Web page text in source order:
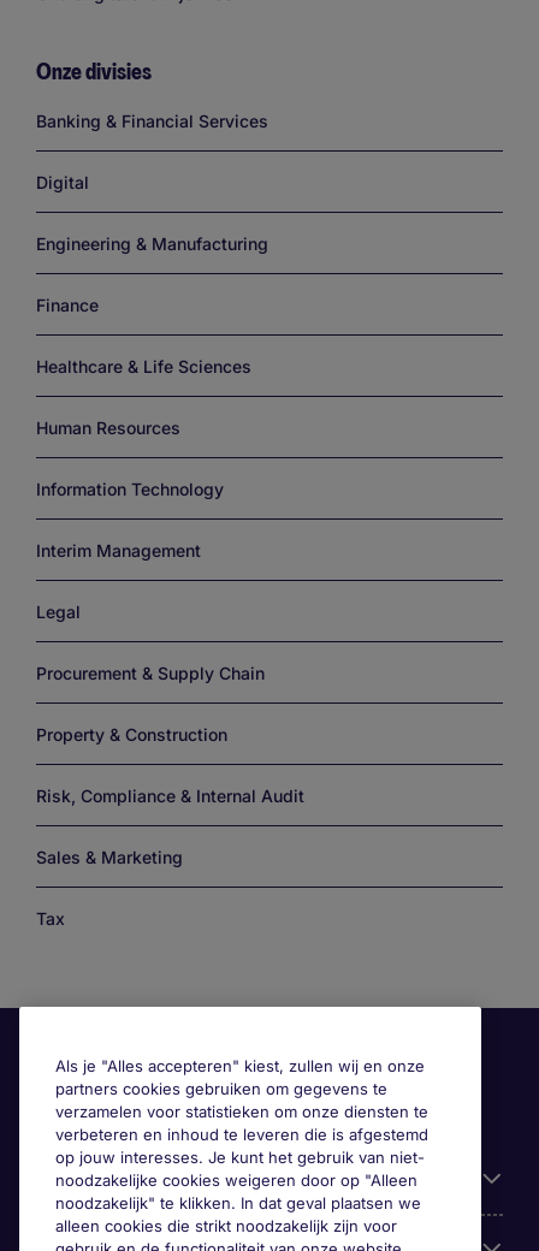
Onze divisies
Banking & Financial Services
Digital
Engineering & Manufacturing
Finance
Healthcare & Life Sciences
Human Resources
Information Technology
Interim Management
Legal
Procurement & Supply Chain
Property & Construction
Risk, Compliance & Internal Audit
Sales & Marketing
Tax
Handige informatie
Als je "Alles accepteren" kiest, zullen wij en onze
partners cookies gebruiken om gegevens te
verzamelen voor statistieken om onze diensten te
verbeteren en inhoud te leveren die is afgestemd
op jouw interesses. Je kunt het gebruik van niet-
noodzakelijke cookies weigeren door op "Alleen
noodzakelijk" te klikken. In dat geval plaatsen we
alleen cookies die strikt noodzakelijk zijn voor